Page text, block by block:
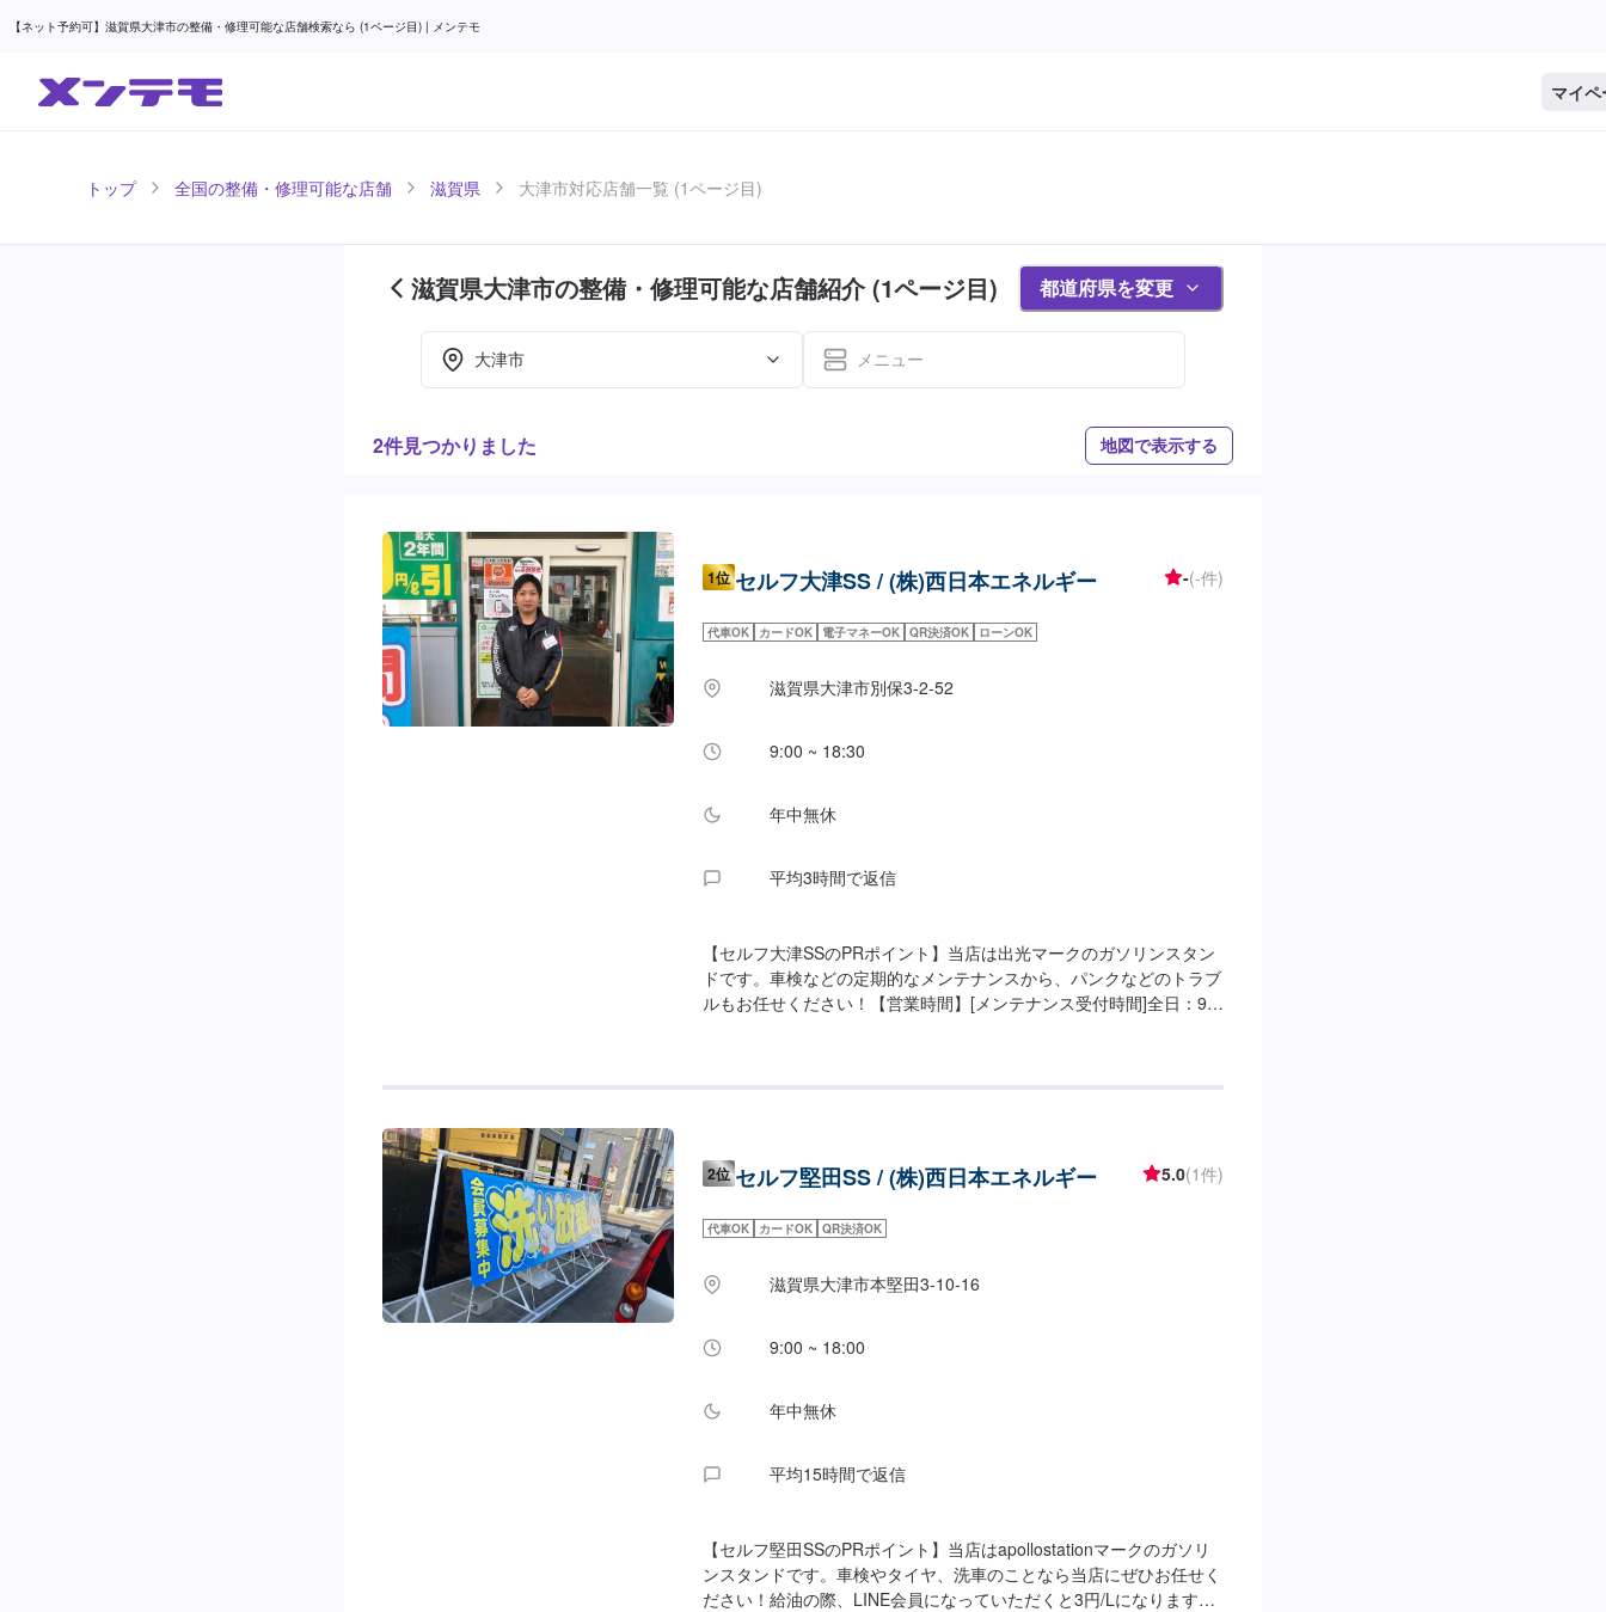
【ネット予約可】滋賀県大津市の整備・修理可能な店舗検索なら (1ページ目) | メンテモ
マイ
トップ 全国の整備・修理可能な店舗 滋賀県 大津市対応店舗一覧 (1ページ目)
滋賀県大津市の整備・修理可能な店舗紹介 (1ページ目) 都道府県を変更
大津市 メニュー
2件見つかりました 地図で表示する
1位 セルフ大津SS / (株)西日本エネルギー -(-件)
代車OK カードOK 電子マネーOK QR決済OK ローンOK
滋賀県大津市別保3-2-52
9:00 ~ 18:30
年中無休
平均3時間で返信
【セルフ大津SSのPRポイント】当店は出光マークのガソリンスタン
ドです。車検などの定期的なメンテナンスから、パンクなどのトラブ
ルもお任せください！【営業時間】[メンテナンス受付時間]全日：9：
賀大津店」様があります。
2位 セルフ堅田SS / (株)西日本エネルギー 5.0(1件)
代車OK カードOK QR決済OK
滋賀県大津市本堅田3-10-16
9:00 ~ 18:00
年中無休
平均15時間で返信
【セルフ堅田SSのPRポイント】当店はapollostationマークのガソリ
ンスタンドです。車検やタイヤ、洗車のことなら当店にぜひお任せく
ださい！給油の際、LINE会員になっていただくと3円/Lになります！